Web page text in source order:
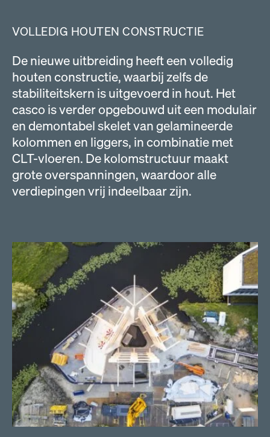
VOLLEDIG HOUTEN CONSTRUCTIE
De nieuwe uitbreiding heeft een volledig
houten constructie, waarbij zelfs de
stabiliteitskern is uitgevoerd in hout. Het
casco is verder opgebouwd uit een modulair
en demontabel skelet van gelamineerde
kolommen en liggers, in combinatie met
CLT-vloeren. De kolomstructuur maakt
grote overspanningen, waardoor alle
verdiepingen vrij indeelbaar zijn.